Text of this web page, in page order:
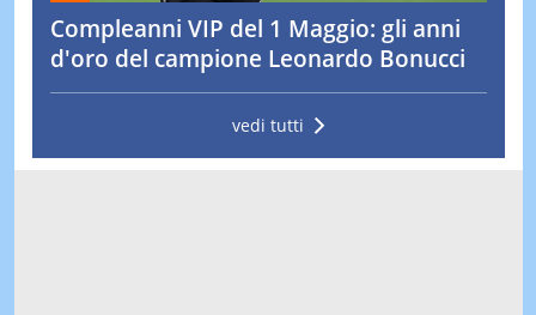
Compleanni VIP del 1 Maggio: gli anni
d'oro del campione Leonardo Bonucci
vedi tutti